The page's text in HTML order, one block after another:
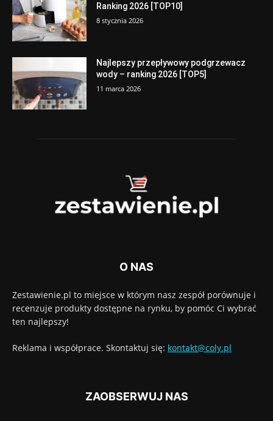
Ranking 2026 [TOP10]
8 stycznia 2026
Najlepszy przepływowy podgrzewacz
wody – ranking 2026 [TOP5]
11 marca 2026
O NAS
Zestawienie.pl to miejsce w którym nasz zespół porównuje i
recenzuje produkty dostępne na rynku, by pomóc Ci wybrać
ten najlepszy!
Reklama i współprace. Skontaktuj się: kontakt@coly.pl
ZAOBSERWUJ NAS